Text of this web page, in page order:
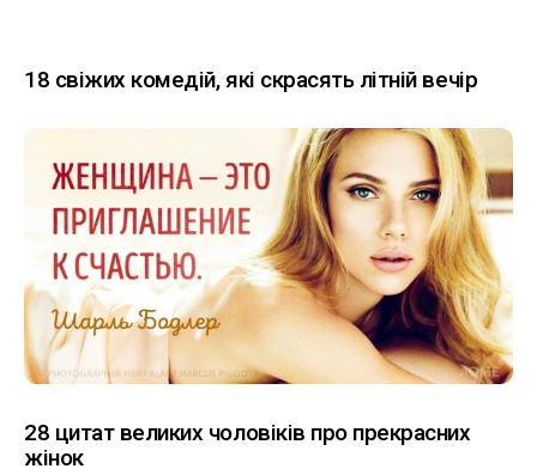
18 свіжих комедій, які скрасять літній вечір
28 цитат великих чоловіків про прекрасних
жінок